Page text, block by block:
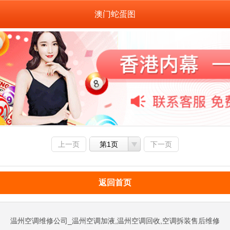
澳门蛇蛋图
上一页 第1页 下一页
返回首页
温州空调维修公司_温州空调加液,温州空调回收,空调拆装售后维修